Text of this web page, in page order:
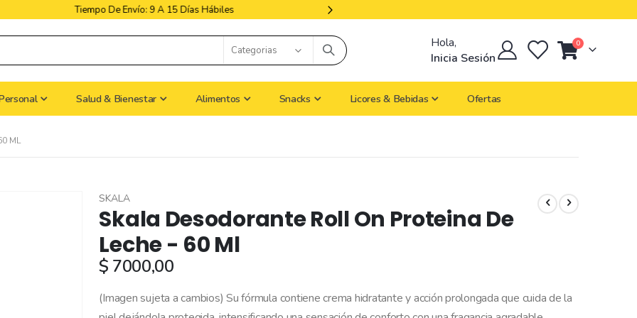
Libres De Iva
Hola,
Inicia Sesión
Cart
0artículos
Salud & Bienestar Alimentos Snacks Licores & Bebidas Ofertas
ML
Skala Desodorante Roll On Proteina De
Leche - 60 Ml
SKALA
$ 7000,00
(Imagen sujeta a cambios) Su fórmula contiene crema hidratante y acción prolongada que cuida de la